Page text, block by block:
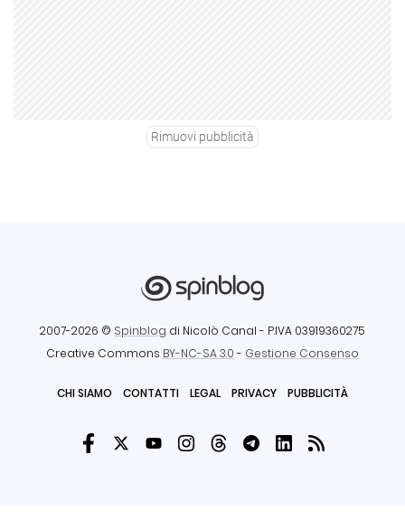
Rimuovi pubblicità
2007-2026 © Spinblog di Nicolò Canal - P.IVA 03919360275
Creative Commons BY-NC-SA 3.0- Gestione Consenso
CHI SIAMO CONTATTI LEGAL PRIVACY PUBBLICITÀ